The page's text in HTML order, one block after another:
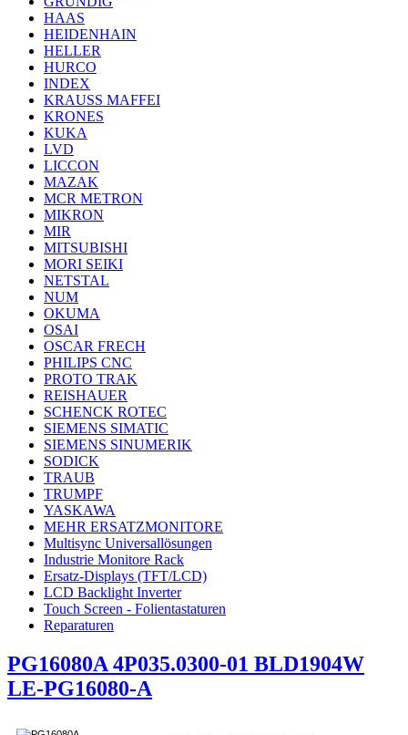
HAAS
HEIDENHAIN
HELLER
HURCO
INDEX
KRAUSS MAFFEI
KRONES
KUKA
LVD
LICCON
MAZAK
MCR METRON
MIKRON
MIR
MITSUBISHI
MORI SEIKI
NETSTAL
NUM
OKUMA
OSAI
OSCAR FRECH
PHILIPS CNC
PROTO TRAK
REISHAUER
SCHENCK ROTEC
SIEMENS SIMATIC
SIEMENS SINUMERIK
SODICK
TRAUB
TRUMPF
YASKAWA
MEHR ERSATZMONITORE
Multisync Universallösungen
Industrie Monitore Rack
Ersatz-Displays (TFT/LCD)
LCD Backlight Inverter
Touch Screen - Folientastaturen
Reparaturen
PG16080A 4P035.0300-01 BLD1904W
LE-PG16080-A